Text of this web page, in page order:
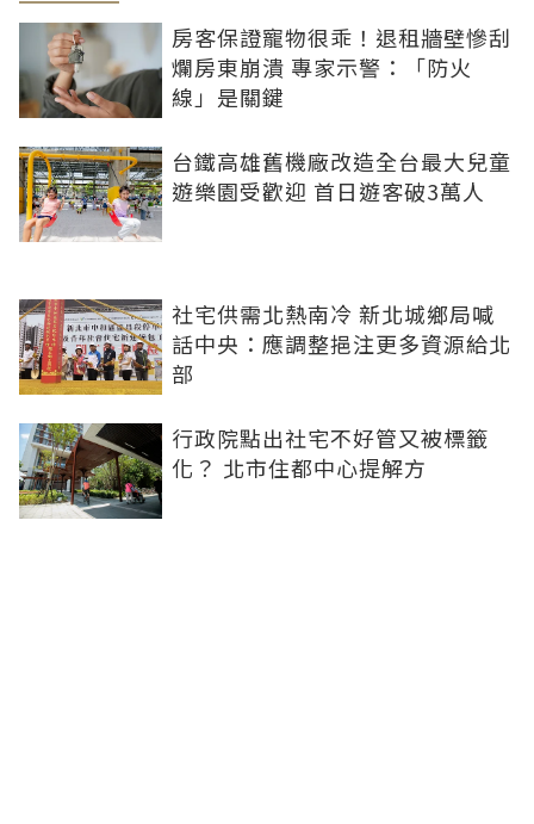
房客保證寵物很乖！退租牆壁慘刮
爛房東崩潰 專家示警：「防火
線」是關鍵
台鐵高雄舊機廠改造全台最大兒童
遊樂園受歡迎 首日遊客破3萬人
社宅供需北熱南冷 新北城鄉局喊
話中央：應調整挹注更多資源給北
部
行政院點出社宅不好管又被標籤
化？ 北市住都中心提解方